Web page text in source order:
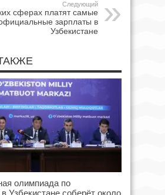
Следующий
сферах платят самые
зарплаты в
Узбекистане
олимпиада по
Узбекистане соберёт около